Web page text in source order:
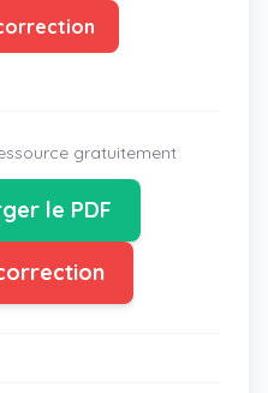
gratuitement
le PDF